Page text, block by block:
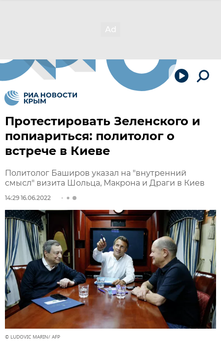
Протестировать Зеленского и
попиариться: политолог о
встрече в Киеве
Политолог Баширов указал на "внутренний
смысл" визита Шольца, Макрона и Драги в Киев
14:29 16.06.2022
© LUDOVIC MARIN/ AFP